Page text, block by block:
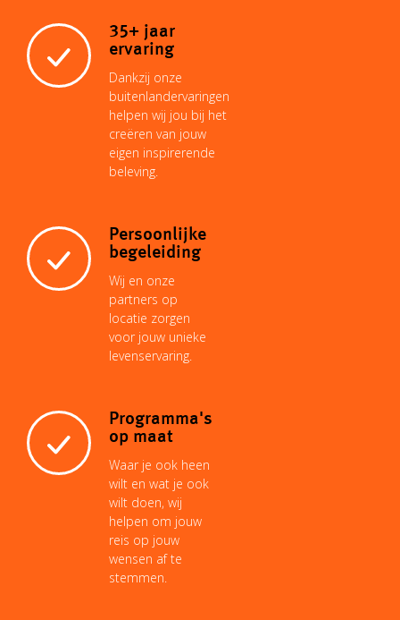
35+ jaar
ervaring
Dankzij onze
buitenlandervaringen
helpen wij jou bij het
creëren van jouw
eigen inspirerende
beleving.
Persoonlijke
begeleiding
Wij en onze
partners op
locatie zorgen
voor jouw unieke
levenservaring.
Programma's
op maat
Waar je ook heen
wilt en wat je ook
wilt doen, wij
helpen om jouw
reis op jouw
wensen af te
stemmen.